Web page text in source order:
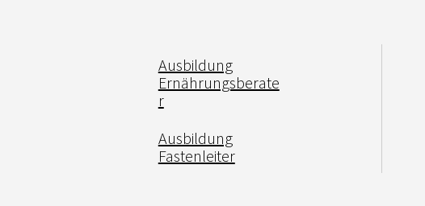
Ausbildung
Ernährungsberate
r
Ausbildung
Fastenleiter